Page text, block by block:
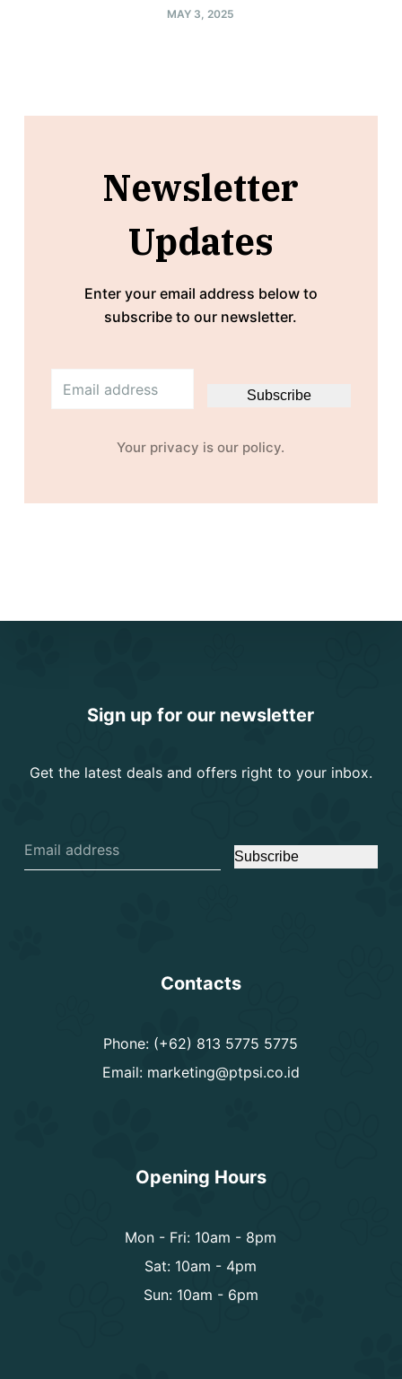
MAY 3, 2025
Newsletter
Updates
Enter your email address below to
subscribe to our newsletter.
Subscribe
Your privacy is our policy.
Sign up for our newsletter
Get the latest deals and offers right to your inbox.
Subscribe
Contacts
Phone: (+62) 813 5775 5775
Email: marketing@ptpsi.co.id
Opening Hours
Mon - Fri: 10am - 8pm
Sat: 10am - 4pm
Sun: 10am - 6pm